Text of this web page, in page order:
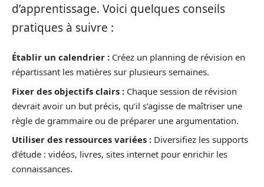
d’apprentissage. Voici quelques conseils
pratiques à suivre :
Établir un calendrier : Créez un planning de révision en
répartissant les matières sur plusieurs semaines.
Fixer des objectifs clairs : Chaque session de révision
devrait avoir un but précis, qu’il s’agisse de maîtriser une
règle de grammaire ou de préparer une argumentation.
Utiliser des ressources variées : Diversifiez les supports
d’étude : vidéos, livres, sites internet pour enrichir les
connaissances.